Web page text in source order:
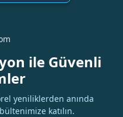
ile Güvenli
yeniliklerden anında
katılın.